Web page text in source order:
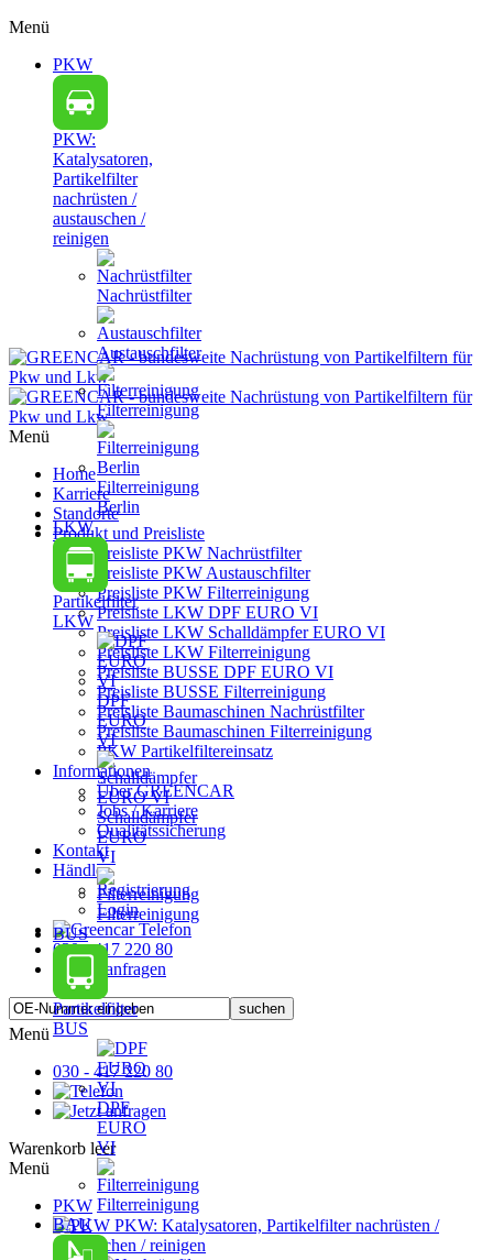
Menü
PKW
PKW:
Katalysatoren,
Partikelfilter
nachrüsten /
austauschen /
reinigen
Nachrüstfilter
Austauschfilter
Filterreinigung
Filterreinigung
Berlin
LKW
Partikelfilter
LKW
DPF
EURO
VI
Schalldämpfer
EURO
VI
Filterreinigung
BUS
Partikelfilter
BUS
DPF
EURO
VI
Filterreinigung
BAU
Menü
Home
Karriere
Standorte
Produkt und Preisliste
Preisliste PKW Nachrüstfilter
Preisliste PKW Austauschfilter
Preisliste PKW Filterreinigung
Preisliste LKW DPF EURO VI
Preisliste LKW Schalldämpfer EURO VI
Preisliste LKW Filterreinigung
Preisliste BUSSE DPF EURO VI
Preisliste BUSSE Filterreinigung
Preisliste Baumaschinen Nachrüstfilter
Preisliste Baumaschinen Filterreinigung
PKW Partikelfiltereinsatz
Informationen
Über GREENCAR
Jobs / Karriere
Qualitätssicherung
Kontakt
Händler
Registrierung
Login
030 - 417 220 80
Menü
030 - 417 220 80
Warenkorb leer
Menü
PKW
PKW: Katalysatoren, Partikelfilter nachrüsten /
austauschen / reinigen